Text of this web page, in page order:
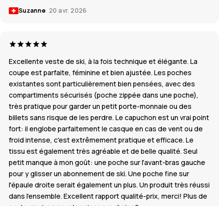
Suzanne 20 avr. 2026
Excellente veste de ski, à la fois technique et élégante. La
coupe est parfaite, féminine et bien ajustée. Les poches
existantes sont particulièrement bien pensées, avec des
compartiments sécurisés (poche zippée dans une poche),
très pratique pour garder un petit porte-monnaie ou des
billets sans risque de les perdre. Le capuchon est un vrai point
fort: il englobe parfaitement le casque en cas de vent ou de
froid intense, c'est extrêmement pratique et efficace. Le
tissu est également très agréable et de belle qualité. Seul
petit manque à mon goût: une poche sur l'avant-bras gauche
pour y glisser un abonnement de ski. Une poche fine sur
l'épaule droite serait également un plus. Un produit très réussi
dans l'ensemble. Excellent rapport qualité-prix, merci! Plus de